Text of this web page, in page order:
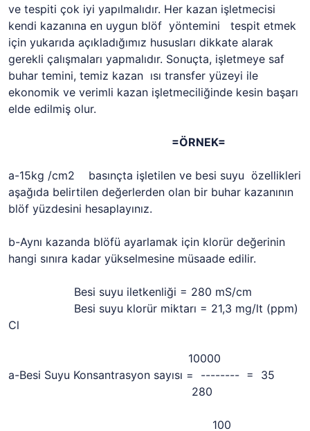
ve tespiti çok iyi yapılmalıdır. Her kazan işletmecisi
kendi kazanına en uygun blöf yöntemini tespit etmek
için yukarıda açıkladığımız hususları dikkate alarak
gerekli çalışmaları yapmalıdır. Sonuçta, işletmeye saf
buhar temini, temiz kazan ısı transfer yüzeyi ile
ekonomik ve verimli kazan işletmeciliğinde kesin başarı
elde edilmiş olur.
=ÖRNEK=
a-15kg /cm2 basınçta işletilen ve besi suyu özellikleri
aşağıda belirtilen değerlerden olan bir buhar kazanının
blöf yüzdesini hesaplayınız.
b-Aynı kazanda blöfü ayarlamak için klorür değerinin
hangi sınıra kadar yükselmesine müsaade edilir.
Besi suyu iletkenliği = 280 mS/cm
Besi suyu klorür miktarı = 21,3 mg/lt (ppm)
Cl
10000
a-Besi Suyu Konsantrasyon sayısı = -------- = 35
280
100